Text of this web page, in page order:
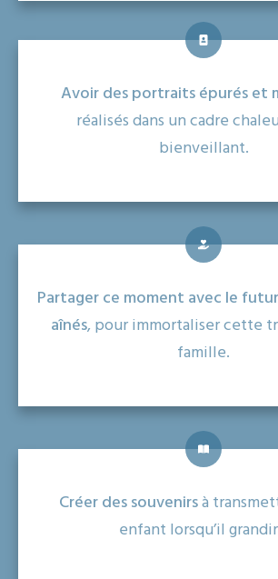
Avoir des portraits épurés et
réalisés dans un cadre
bienveillant.
Partager ce moment avec le
aînés, pour immortaliser cette
famille.
Créer des souvenirsà
enfant lorsqu’il